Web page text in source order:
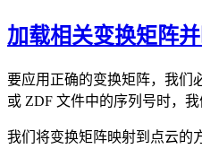
加载相关变换矩阵
要应用正确的变换矩阵，我们
或 ZDF 文件中的序列号时，
我们将变换矩阵映射到点云的